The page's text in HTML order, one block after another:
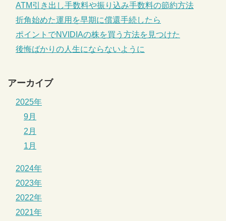
ATM引き出し手数料や振り込み手数料の節約方法
折角始めた運用を早期に償還手続したら
ポイントでNVIDIAの株を買う方法を見つけた
後悔ばかりの人生にならないように
アーカイブ
2025年
9月
2月
1月
2024年
2023年
2022年
2021年